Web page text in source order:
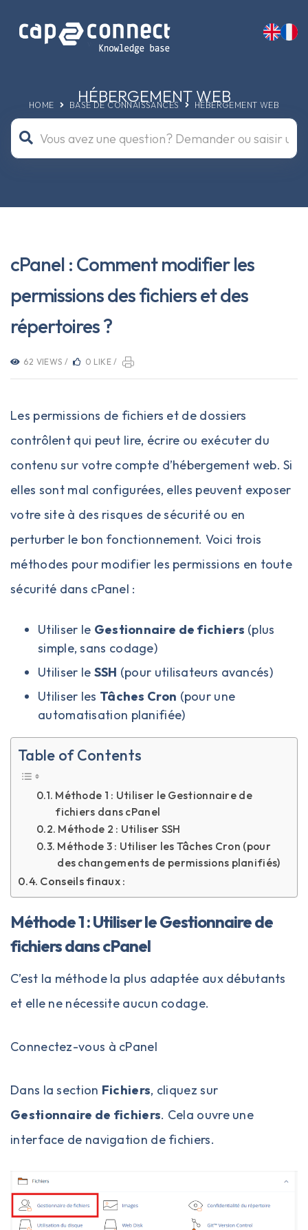
HÉBERGEMENT WEB
HOME BASE DE CONNAISSANCES HÉBERGEMENT WEB
cPanel : Comment modifier les
permissions des fichiers et des
répertoires ?
62 VIEWS / 0 LIKE /
Les permissions de fichiers et de dossiers
contrôlent qui peut lire, écrire ou exécuter du
contenu sur votre compte d’hébergement web. Si
elles sont mal configurées, elles peuvent exposer
votre site à des risques de sécurité ou en
perturber le bon fonctionnement. Voici trois
méthodes pour modifier les permissions en toute
sécurité dans cPanel :
Utiliser le Gestionnaire de fichiers (plus
simple, sans codage)
Utiliser le SSH (pour utilisateurs avancés)
Utiliser les Tâches Cron (pour une
automatisation planifiée)
Table of Contents
Méthode 1 : Utiliser le Gestionnaire de
fichiers dans cPanel
Méthode 2 : Utiliser SSH
Méthode 3 : Utiliser les Tâches Cron (pour
des changements de permissions planifiés)
Conseils finaux :
Méthode 1 : Utiliser le Gestionnaire de
fichiers dans cPanel
C’est la méthode la plus adaptée aux débutants
et elle ne nécessite aucun codage.
Connectez-vous à cPanel
Dans la section Fichiers, cliquez sur
Gestionnaire de fichiers. Cela ouvre une
interface de navigation de fichiers.